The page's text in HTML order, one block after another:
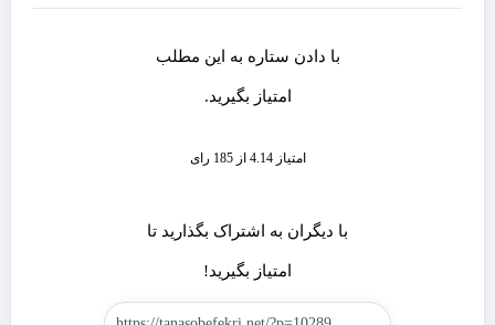
با دادن ستاره به این مطلب
امتیاز بگیرید.
امتیاز 4.14 از 185 رای
با دیگران به اشتراک بگذارید تا
امتیاز بگیرید!